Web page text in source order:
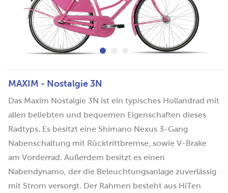
MAXIM - Nostalgie 3N
Das Maxim Nostalgie 3N ist ein typisches Hollandrad mit
allen beliebten und bequemen Eigenschaften dieses
Radtyps. Es besitzt eine Shimano Nexus 3-Gang
Nabenschaltung mit Rücktrittbremse, sowie V-Brake
am Vorderrad. Außerdem besitzt es einen
Nabendynamo, der die Beleuchtungsanlage zuverlässig
mit Strom versorgt. Der Rahmen besteht aus HiTen